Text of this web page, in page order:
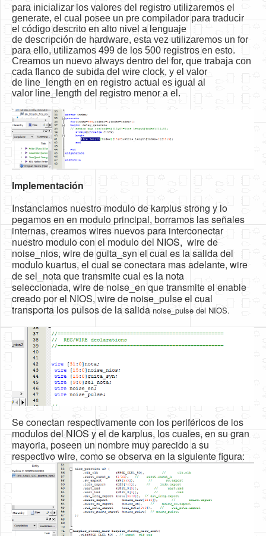
para inicializar los valores del registro utilizaremos el
generate, el cual posee un pre compilador para traducir
el código descrito en alto nivel a lenguaje
de descripción de hardware, esta vez utilizaremos un for
para ello, utilizamos 499 de los 500 registros en esto.
Creamos un nuevo always dentro del for, que trabaja con
cada flanco de subida del wire clock, y el valor
de line_length en en registro actual es igual al
valor line_length del registro menor a el.
Implementación
Instanciamos nuestro modulo de karplus strong y lo
pegamos en en modulo principal, borramos las señales
internas, creamos wires nuevos para interconectar
nuestro modulo con el modulo del NIOS, wire de
noise_nios, wire de guita_syn el cual es la salida del
modulo kuartus, el cual se conectara mas adelante, wire
de sel_nota que transmite cual es la nota
seleccionada, wire de noise_en que transmite el enable
creado por el NIOS, wire de noise_pulse el cual
transporta los pulsos de la salida noise_pulse del NIOS.
Se conectan respectivamente con los periféricos de los
modulos del NIOS y el de karplus, los cuales, en su gran
mayoria, poseen un nombre muy parecido a su
respectivo wire, como se observa en la siguiente figura: